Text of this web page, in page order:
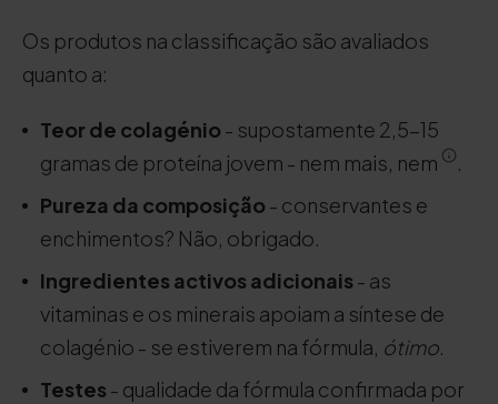
Os produtos na classificação são avaliados
quanto a:
Teor de colagénio - supostamente 2,5-15
gramas de proteína jovem - nem mais, nem
.
Pureza da composição - conservantes e
enchimentos? Não, obrigado.
Ingredientes activos adicionais - as
vitaminas e os minerais apoiam a síntese de
colagénio - se estiverem na fórmula, ótimo.
Testes - qualidade da fórmula confirmada por